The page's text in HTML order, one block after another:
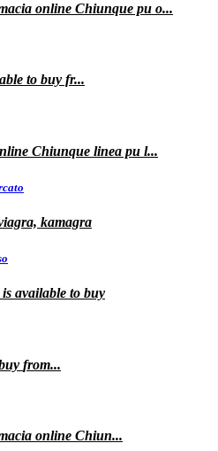
online Chiunque pu o...
to buy fr...
Chiunque linea pu l...
kamagra
available to buy
from...
online Chiun...